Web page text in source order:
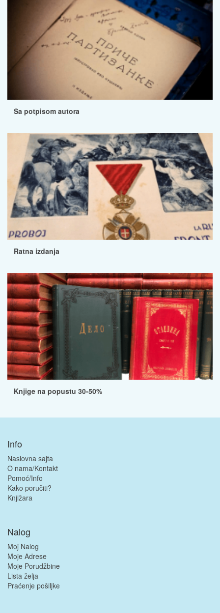
Sa potpisom autora
Ratna izdanja
Knjige na popustu 30-50%
Info
Naslovna sajta
O nama/Kontakt
Pomoć/Info
Kako poručiti?
Knjižara
Nalog
Moj Nalog
Moje Adrese
Moje Porudžbine
Lista želja
Praćenje pošiljke